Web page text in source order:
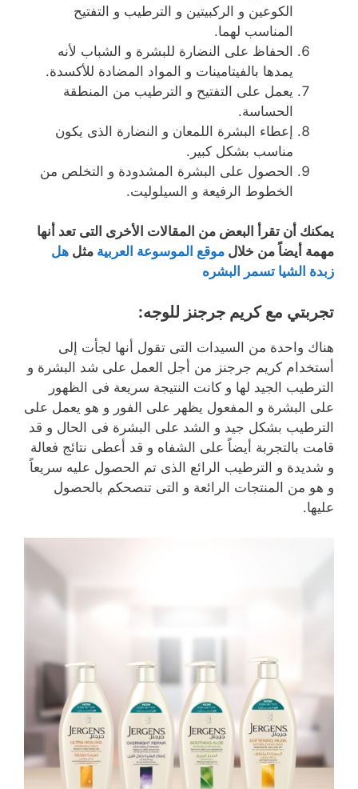
الكوعين و الركبيتين و الترطيب و التفتيح
المناسب لهما.
الحفاظ على النضارة للبشرة و الشباب لأنه
يمدها بالفيتامينات و المواد المضادة للأكسدة.
يعمل على التفتيح و الترطيب من المنطقة
الحساسة.
إعطاء البشرة اللمعان و النضارة الذى يكون
مناسب بشكل كبير.
الحصول على البشرة المشدودة و التخلص من
الخطوط الرفيعة و السيلوليت.
يمكنك أن تقرأ البعض من المقالات الأخرى التى تعد أنها
مهمة أيضاً من خلال موقع الموسوعة العربية مثل هل
زبدة الشيا تسمر البشره
تجربتي مع كريم جرجنز للوجه:
هناك واحدة من السيدات التى تقول أنها لجأت إلى
أستخدام كريم جرجنز من أجل العمل على شد البشرة و
الترطيب الجيد لها و كانت النتيجة سريعة فى الظهور
على البشرة و المفعول يظهر على الفور و هو يعمل على
الترطيب بشكل جيد و الشد على البشرة فى الحال و قد
قامت بالتجربة أيضاً على الشفاه و قد أعطى نتائج فعالة
و شديدة و الترطيب الرائع الذى تم الحصول عليه سريعاً
و هو من المنتجات الرائعة و التى تنصحكم بالحصول
عليها.